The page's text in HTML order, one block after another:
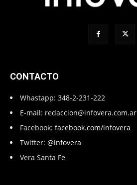
CONTACTO
Whastapp: 348-2-231-222
E-mail: redaccion@infovera.com.ar
Facebook: facebook.com/infovera
Twitter: @infovera
Vera Santa Fe